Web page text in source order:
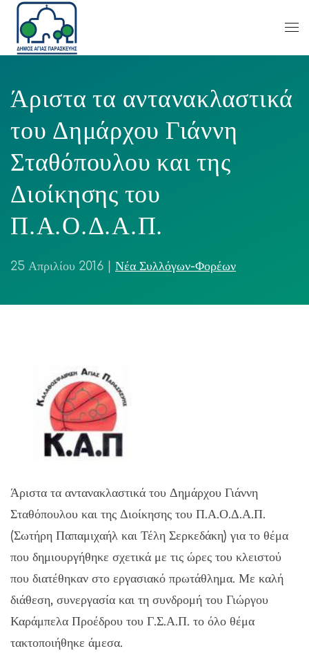
Άριστα τα αντανακλαστικά
του Δημάρχου Γιάννη
Σταθόπουλου και της
Διοίκησης του
Π.Α.Ο.Δ.Α.Π.
25 Απριλίου 2016 Νέα Συλλόγων-Φορέων
Άριστα τα αντανακλαστικά του Δημάρχου Γιάννη
Σταθόπουλου και της Διοίκησης του Π.Α.Ο.Δ.Α.Π.
(Σωτήρη Παπαμιχαήλ και Τέλη Σερκεδάκη) για το θέμα
που δημιουργήθηκε σχετικά με τις ώρες του κλειστού
που διατέθηκαν στο εργασιακό πρωτάθλημα. Με καλή
διάθεση, συνεργασία και τη συνδρομή του Γιώργου
Καράμπελα Προέδρου του Γ.Σ.Α.Π. το όλο θέμα
τακτοποιήθηκε άμεσα.